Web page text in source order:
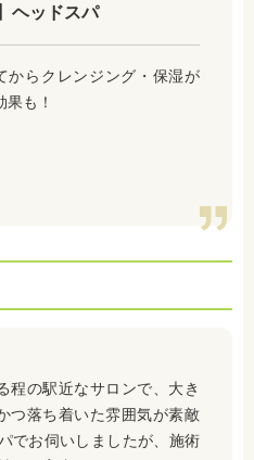
ヘッドスパ
からクレンジング・保湿が
も！
程の駅近なサロンで、大き
つ落ち着いた雰囲気が素敵
でお伺いしましたが、施術